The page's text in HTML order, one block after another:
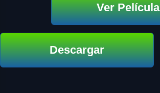
Ver Película
Descargar